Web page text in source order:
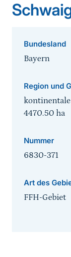
Bundesland
Bayern
Region und
4470.50 ha
Nummer
6830-371
Art des
FFH-Gebiet